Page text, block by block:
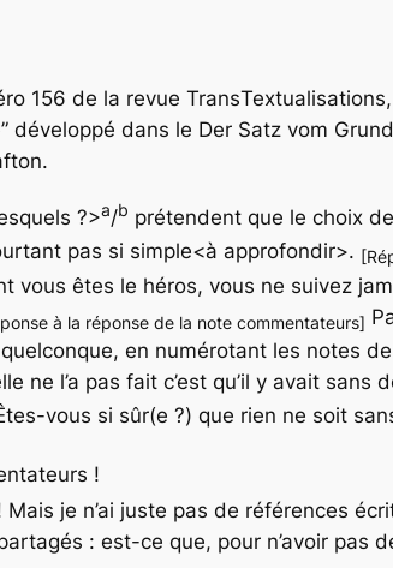
156 de la revue TransTextualisations
développé dans le Der Satz vom Grund
?>a/b prétendent que le choix
pas si simple<à approfondir>.
vous êtes le héros, vous ne suivez
à la réponse de la note commentateurs]
en numérotant les notes
ne l’a pas fait c’est qu’il y avait sans
vous si sûr(e ?) que rien ne soit
!
je n’ai juste pas de références
: est-ce que, pour n’avoir pas